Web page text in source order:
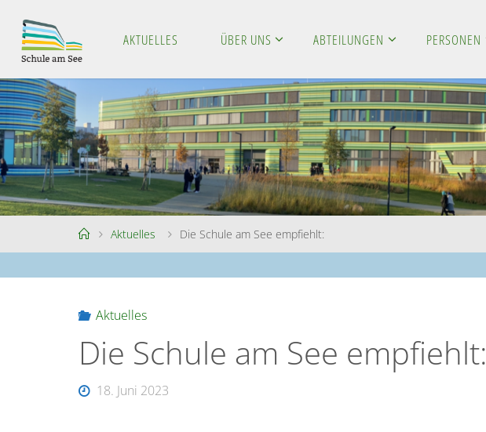
content
CH
ULE
AM
SEE
AKTUELLES ÜBER UNS ABTEILUNGEN PERSONEN
HomeAktuelles Die Schule am See empfiehlt:
Aktuelles
Die Schule am See empfiehlt:
18. Juni 2023